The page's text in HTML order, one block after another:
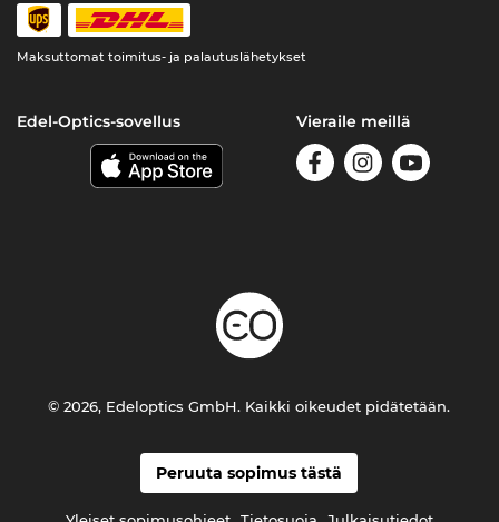
Maksuttomat toimitus- ja palautuslähetykset
Edel-Optics-sovellus Vieraile meillä
Peruuta sopimus tästä
© 2026, Edeloptics GmbH. Kaikki oikeudet pidätetään.